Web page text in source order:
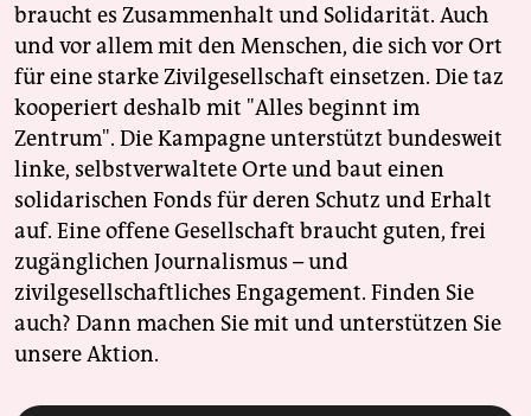
braucht es Zusammenhalt und Solidarität. Auch
und vor allem mit den Menschen, die sich vor Ort
für eine starke Zivilgesellschaft einsetzen. Die taz
kooperiert deshalb mit "Alles beginnt im
Zentrum". Die Kampagne unterstützt bundesweit
linke, selbstverwaltete Orte und baut einen
solidarischen Fonds für deren Schutz und Erhalt
auf. Eine offene Gesellschaft braucht guten, frei
zugänglichen Journalismus – und
zivilgesellschaftliches Engagement. Finden Sie
auch? Dann machen Sie mit und unterstützen Sie
unsere Aktion.